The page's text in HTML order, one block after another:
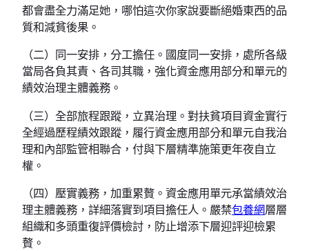
都會盡全力滿足她，哪怕這次你家說要斷絕婚東西的品
質和減貧後果。
（二）同一安排，分工擔任。國度同一安排，處所各級
當局各負其責、各司其職，強化資金應用部分和單元的
績效治理主體義務。
（三）全部旅程跟蹤，立異治理。對扶貧項目資金實行
全經過歷程績效跟蹤，履行資金應用部分和單元自我治
理和內部監管相聯合，付與下層精準施策更年夜自立
權。
（四）壓實義務，加重累贅。資金應用單元承當績效治
理主體義務，詳細落實到項目擔任人。嚴禁包養網層層
組織和多頭重復評價檢討，防止增添下層迎評迎檢累
贅。